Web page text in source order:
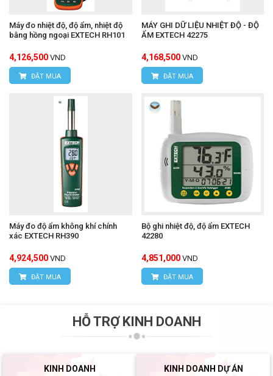
Máy đo nhiệt độ, độ ẩm, nhiệt độ
bằng hồng ngoại EXTECH RH101
4,126,500 VND
ĐẶT MUA
MÁY GHI DỮ LIỆU NHIỆT ĐỘ - ĐỘ
ẨM EXTECH 42275
4,168,500 VND
ĐẶT MUA
Máy đo độ ẩm không khí chính
xác EXTECH RH390
4,924,500 VND
ĐẶT MUA
Bộ ghi nhiệt độ, độ ẩm EXTECH
42280
4,851,000 VND
ĐẶT MUA
HỖ TRỢ KINH DOANH
KINH DOANH
KINH DOANH DỰ ÁN